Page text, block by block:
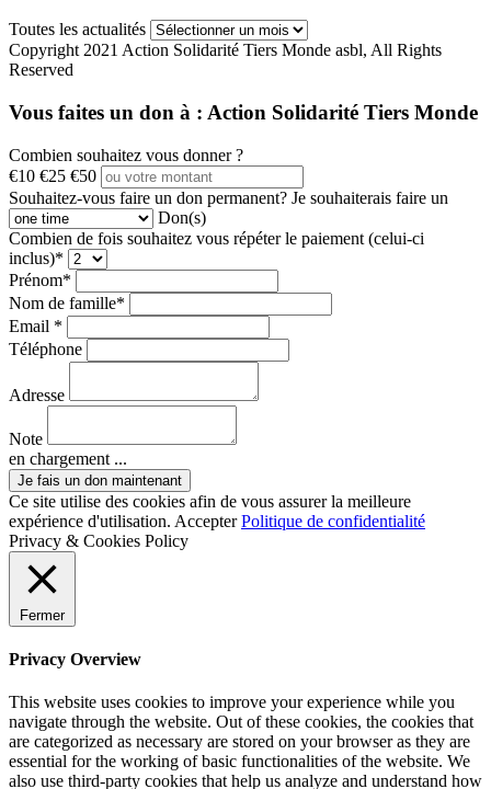
Toutes les actualités
Copyright 2021 Action Solidarité Tiers Monde asbl, All Rights
Reserved
Vous faites un don à : Action Solidarité Tiers Monde
Combien souhaitez vous donner ?
€10 €25 €50
Souhaitez-vous faire un don permanent? Je souhaiterais faire un
Don(s)
Combien de fois souhaitez vous répéter le paiement (celui-ci
inclus)*
Prénom*
Nom de famille*
Email *
Téléphone
Adresse
Note
en chargement ...
Ce site utilise des cookies afin de vous assurer la meilleure
expérience d'utilisation. Accepter Politique de confidentialité
Privacy & Cookies Policy
Fermer
Privacy Overview
This website uses cookies to improve your experience while you
navigate through the website. Out of these cookies, the cookies that
are categorized as necessary are stored on your browser as they are
essential for the working of basic functionalities of the website. We
also use third-party cookies that help us analyze and understand how